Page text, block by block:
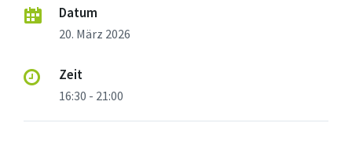
Datum
20. März 2026
Zeit
16:30 - 21:00